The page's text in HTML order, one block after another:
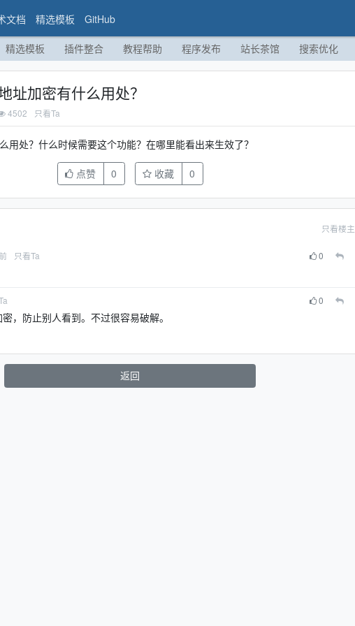
文档 精选模板 GitHub
精选模板 插件整合 教程帮助 程序发布 站长茶馆 搜索优化
址加密有什么用处？
4502 只看Ta
用处？什么时候需要这个功能？在哪里能看出来生效了？
点赞 0 收藏 0
只看楼主
只看Ta 0
0
，防止别人看到。不过很容易破解。
返回